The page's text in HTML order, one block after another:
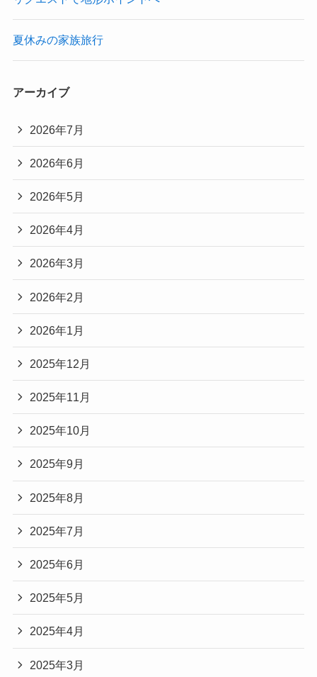
夏休みの家族旅行
アーカイブ
2026年7月
2026年6月
2026年5月
2026年4月
2026年3月
2026年2月
2026年1月
2025年12月
2025年11月
2025年10月
2025年9月
2025年8月
2025年7月
2025年6月
2025年5月
2025年4月
2025年3月